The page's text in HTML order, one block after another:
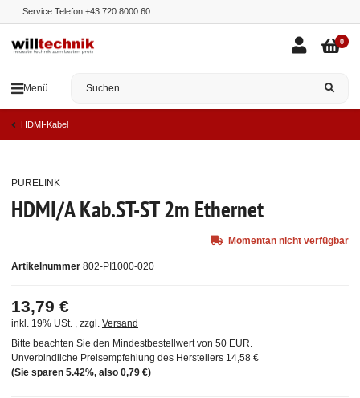
Service Telefon:+43 720 8000 60
Menü
0
HDMI-Kabel
HDMI/A Kab.ST-ST 2m Ethernet
Artikelnummer 802-PI1000-020
PURELINK
13,79 €
inkl. 19% USt. , zzgl. Versand
Bitte beachten Sie den Mindestbestellwert von 50 EUR.
Unverbindliche Preisempfehlung des Herstellers 14,58 €
(Sie sparen 5.42%, also 0,79 €)
Momentan nicht verfügbar